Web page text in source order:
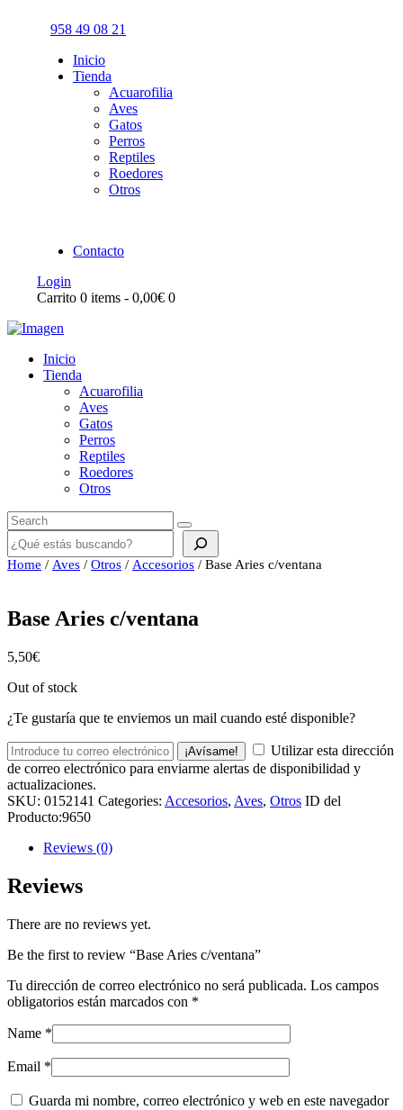
958 49 08 21
Inicio
Tienda
Acuarofilia
Aves
Gatos
Perros
Reptiles
Roedores
Otros
Contacto
Login
Carrito 0 items - 0,00€ 0
Inicio
Tienda
Acuarofilia
Aves
Gatos
Perros
Reptiles
Roedores
Otros
Buscar
Home / Aves / Otros / Accesorios / Base Aries c/ventana
Base Aries c/ventana
5,50€
Out of stock
¿Te gustaría que te enviemos un mail cuando esté disponible?
¡Avísame!
Utilizar esta dirección
de correo electrónico para enviarme alertas de disponibilidad y
actualizaciones.
SKU: 0152141 Categories: Accesorios, Aves, Otros ID del
Producto:9650
Reviews (0)
Reviews
There are no reviews yet.
Be the first to review “Base Aries c/ventana”
Tu dirección de correo electrónico no será publicada. Los campos
obligatorios están marcados con *
Name *
Email *
Guarda mi nombre, correo electrónico y web en este navegador